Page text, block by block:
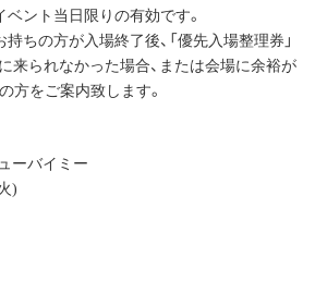
ベント当日限りの有効です。
ちの方が入場終了後、「優先入場整理券」
来られなかった場合、または会場に余裕が
方をご案内致します。
ーバイミー
)